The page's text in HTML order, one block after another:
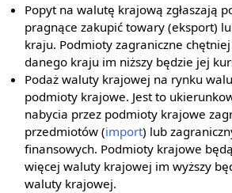
Popyt na walutę krajową zgłaszają
pragnące zakupić towary (eksport)
kraju. Podmioty zagraniczne
danego kraju im niższy będzie jej
Podaż waluty krajowej na rynku
podmioty krajowe. Jest to
nabycia przez podmioty krajowe
przedmiotów (import) lub
finansowych. Podmioty krajowe
więcej waluty krajowej im wyższy
waluty krajowej.